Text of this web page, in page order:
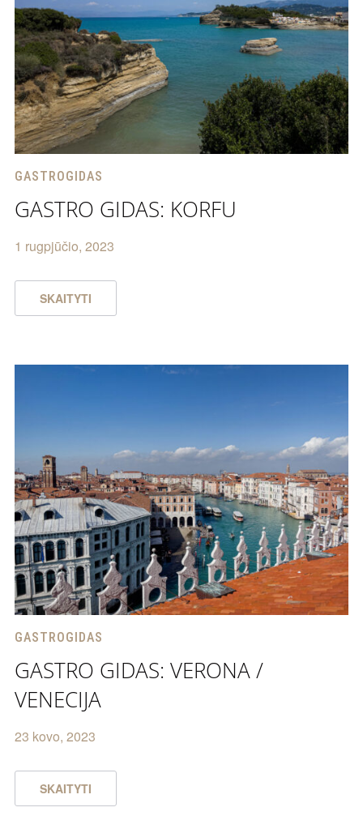
GASTROGIDAS
GASTRO GIDAS: KORFU
1 rugpjūčio, 2023
SKAITYTI
GASTROGIDAS
GASTRO GIDAS: VERONA /
VENECIJA
23 kovo, 2023
SKAITYTI